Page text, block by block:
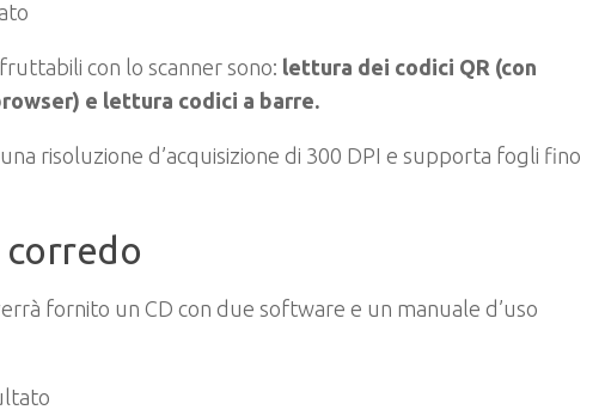
con lo scanner sono: lettura dei codici QR (con
e lettura codici a barre.
una risoluzione d’acquisizione di 300 DPI e supporta fogli fino
corredo
fornito un CD con due software e un manuale d’uso